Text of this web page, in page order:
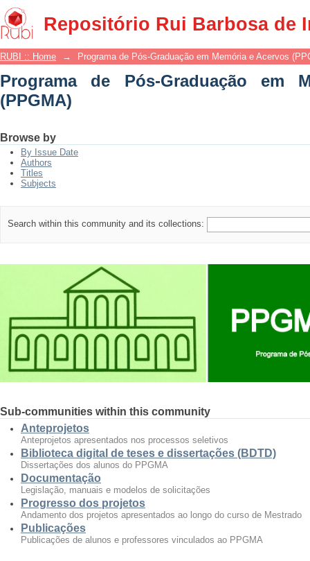
Repositório Rui Barbosa de
Programa de Pós-Graduação em
RUBI :: Home → Programa de Pós-Graduação em Memória e Acervos
Programa de Pós-Graduação em
(PPGMA)
Browse by
By Issue Date
Authors
Titles
Subjects
Search within this community and its collections:
Sub-communities within this community
Anteprojetos
Anteprojetos apresentados nos processos seletivos
Biblioteca digital de teses e dissertações (BDTD)
Dissertações dos alunos do PPGMA
Documentação
Legislação, manuais e modelos de solicitações
Progresso dos projetos
Andamento dos projetos apresentados ao longo do curso de Mestrado
Publicações
Publicações de alunos e professores vinculados ao PPGMA